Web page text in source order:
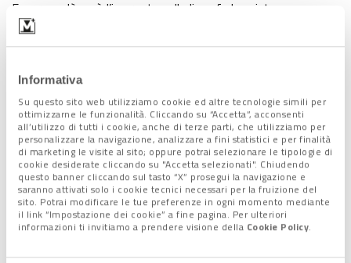
Informativa
Su questo sito web utilizziamo cookie ed altre tecnologie simili per
ottimizzarne le funzionalità. Cliccando su “Accetta”, acconsenti
all’utilizzo di tutti i cookie, anche di terze parti, che utilizziamo per
personalizzare la navigazione, analizzare a fini statistici e per finalità
di marketing le visite al sito; oppure potrai selezionare le tipologie di
cookie desiderate cliccando su "Accetta selezionati". Chiudendo
questo banner cliccando sul tasto “X” prosegui la navigazione e
saranno attivati solo i cookie tecnici necessari per la fruizione del
sito. Potrai modificare le tue preferenze in ogni momento mediante
il link “Impostazione dei cookie” a fine pagina. Per ulteriori
informazioni ti invitiamo a prendere visione della Cookie Policy.
Eppure andò così: l’impronta palladiana fu bocciata,
preferendole lo
Il Ponte di Rialto tra storia e
leggenda
Nel1587partecipò infatti al bando ancheAntonio Da Ponte
veneziano doc.Nomen omen: il suo progetto fu scelto perché
prevedeva una singola arcata (fondamentale per i canali di
Venezia) e si integrava al meglio con l’architettura della città.
Il resto èstoriae qualcheleggenda: la costruzione del ponte
venne contestata, anche duramente, mail ponte fu
concluso in tre anni.Ciò non tolse l’occasione di